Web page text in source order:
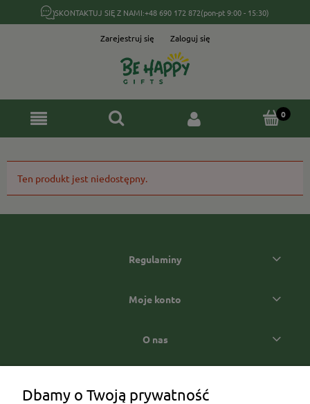
SKONTAKTUJ SIĘ Z NAMI:+48 690 172 872(pon-pt 9:00 - 15:30)
Zarejestruj się Zaloguj się
Ten produkt jest niedostępny.
Regulaminy
Moje konto
O nas
Dbamy o Twoją prywatność